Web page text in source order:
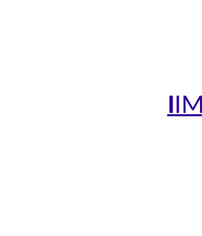
I